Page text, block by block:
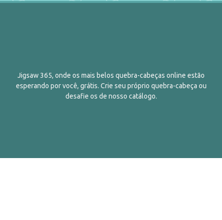
Jigsaw 365, onde os mais belos quebra-cabeças online estão
esperando por você, grátis. Crie seu próprio quebra-cabeça ou
desafie os de nosso catálogo.